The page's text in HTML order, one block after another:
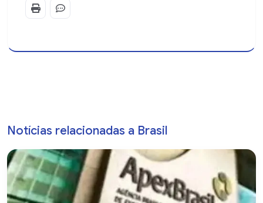
Notícias relacionadas a Brasil